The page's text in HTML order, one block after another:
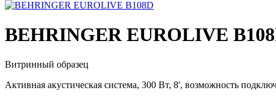
BEHRINGER EUROLIVE
Витринный образец
Активная акустическая система, 300 Вт, 8', возможность